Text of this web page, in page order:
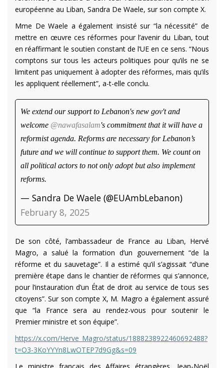
européenne au Liban, Sandra De Waele, sur son compte X.
Mme De Waele a également insisté sur “la nécessité” de
mettre en œuvre ces réformes pour l’avenir du Liban, tout
en réaffirmant le soutien constant de l’UE en ce sens. “Nous
comptons sur tous les acteurs politiques pour qu’ils ne se
limitent pas uniquement à adopter des réformes, mais qu’ils
les appliquent réellement”, a-t-elle conclu.
We extend our support to Lebanon's new gov't and
welcome @nawafasalam's commitment that it will have a
reformist agenda. Reforms are necessary for Lebanon’s
future and we will continue to support them. We count on
all political actors to not only adopt but also implement
reforms.
— Sandra De Waele (@EUAmbLebanon)
February 8, 2025
De son côté, l’ambassadeur de France au Liban, Hervé
Magro, a salué la formation d’un gouvernement “de la
réforme et du sauvetage”. Il a estimé qu’il s’agissait “d’une
première étape dans le chantier de réformes qui s’annonce,
pour l’instauration d’un État de droit au service de tous ses
citoyens”. Sur son compte X, M. Magro a également assuré
que “la France sera au rendez-vous pour soutenir le
Premier ministre et son équipe”.
https://x.com/Herve_Magro/status/1888238922460692488?
t=O3-3KoYYYn8LwOTEP7d9Gg&s=09